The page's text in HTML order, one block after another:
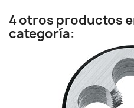
4 otros productos
categoría: